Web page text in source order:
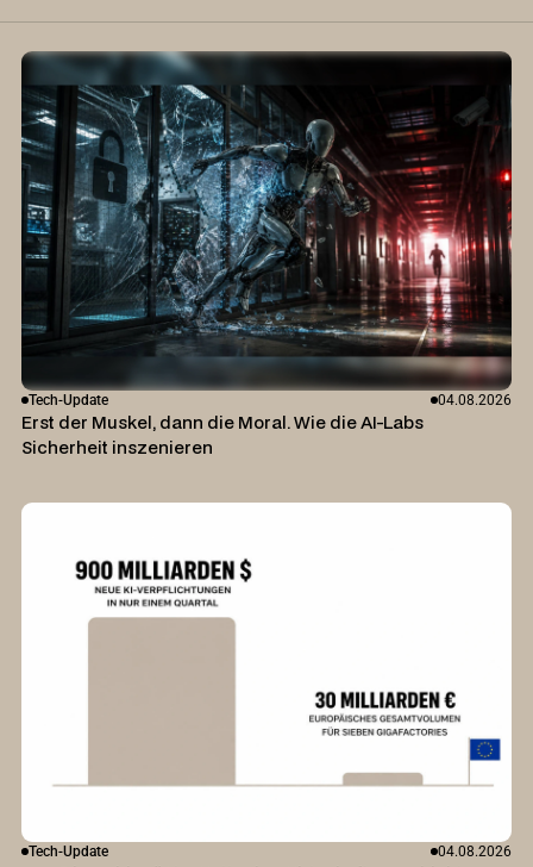
Tech-Update 04.08.2026
Erst der Muskel, dann die Moral. Wie die AI-Labs
Sicherheit inszenieren
Tech-Update 04.08.2026